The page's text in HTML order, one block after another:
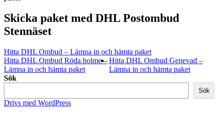
Skicka paket med DHL Postombud
Stennäset
Hitta DHL Ombud – Lämna in och hämta paket
Hitta DHL Ombud Röda holme –
Lämna in och hämta paket
Hitta DHL Ombud Genevad –
Lämna in och hämta paket
Sök
Sök
Drivs med WordPress